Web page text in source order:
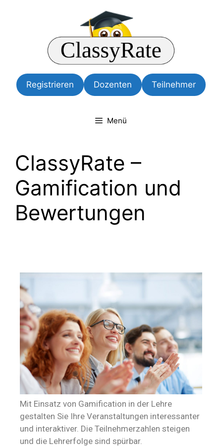
Registrieren Dozenten Teilnehmer
Menü
ClassyRate –
Gamification und
Bewertungen
Mit Einsatz von Gamification in der Lehre
gestalten Sie Ihre Veranstaltungen interessanter
und interaktiver. Die Teilnehmerzahlen steigen
und die Lehrerfolge sind spürbar.